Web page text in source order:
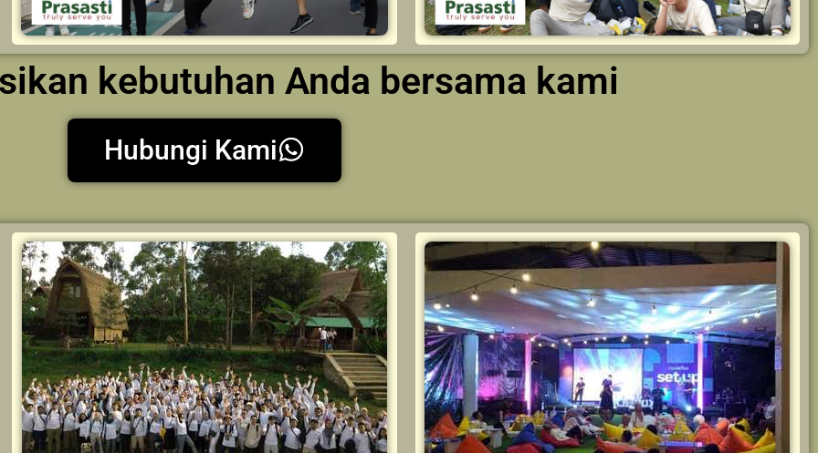
kebutuhan Anda bersama kami
Hubungi Kami